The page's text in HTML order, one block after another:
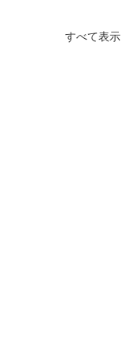
すべて表示